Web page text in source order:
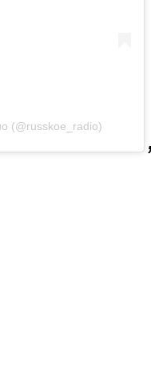
(@russkoe_radio)